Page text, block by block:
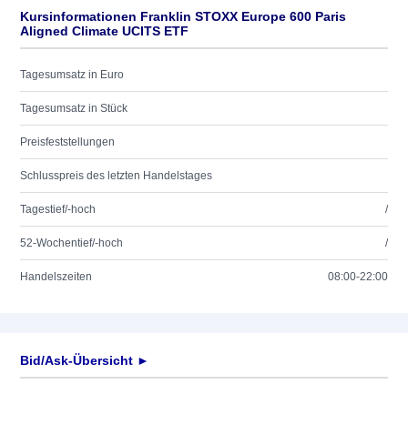
Kursinformationen Franklin STOXX Europe 600 Paris
Aligned Climate UCITS ETF
Tagesumsatz in Euro
Tagesumsatz in Stück
Preisfeststellungen
Schlusspreis des letzten Handelstages
Tagestief/-hoch /
52-Wochentief/-hoch /
Handelszeiten 08:00-22:00
Bid/Ask-Übersicht ►